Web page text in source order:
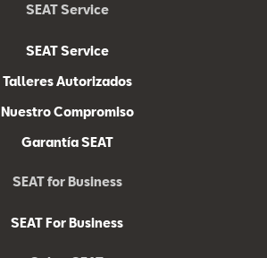
SEAT Service
SEAT Service
Talleres Autorizados
Nuestro Compromiso
Garantía SEAT
SEAT for Business
SEAT For Business